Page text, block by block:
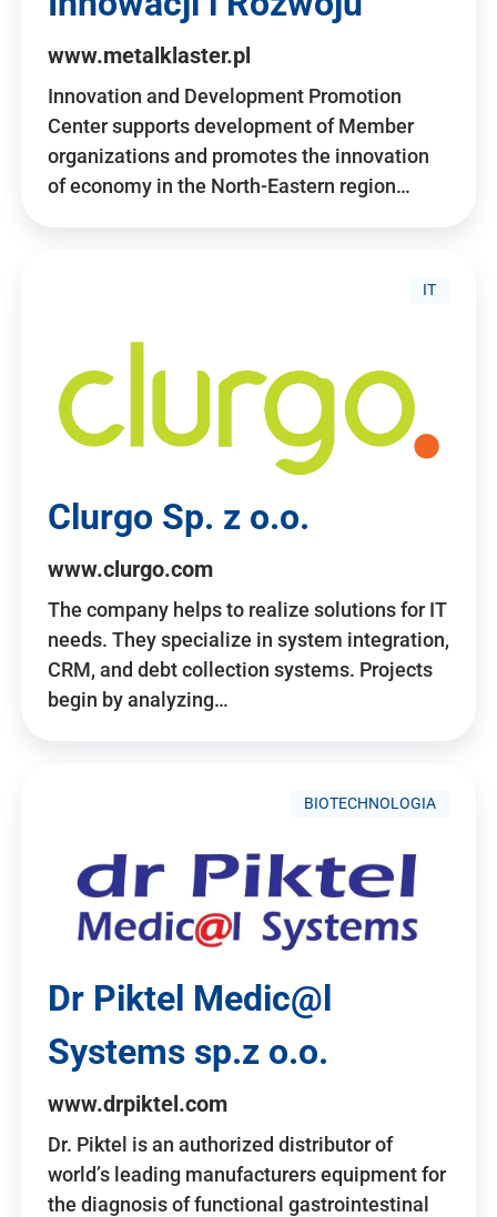
www.metalklaster.pl
Innovation and Development Promotion
Center supports development of Member
organizations and promotes the innovation
of economy in the North-Eastern region…
IT
Clurgo Sp. z o.o.
www.clurgo.com
The company helps to realize solutions for IT
needs. They specialize in system integration,
CRM, and debt collection systems. Projects
begin by analyzing…
BIOTECHNOLOGIA
Dr Piktel Medic@l
Systems sp.z o.o.
www.drpiktel.com
Dr. Piktel is an authorized distributor of
world’s leading manufacturers equipment for
the diagnosis of functional gastrointestinal